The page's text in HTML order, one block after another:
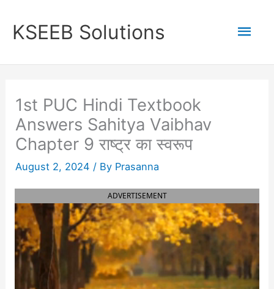
content
KSEEB Solutions
1st PUC Hindi Textbook
Answers Sahitya Vaibhav
Chapter 9 राष्ट्र का स्वरूप
August 2, 2024 / By Prasanna
ADVERTISEMENT